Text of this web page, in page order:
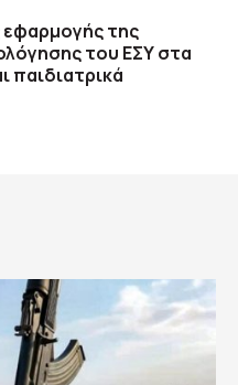
της
του ΕΣΥ στα
παιδιατρικά